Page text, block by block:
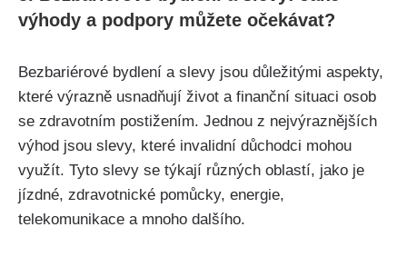
výhody a podpory můžete očekávat?
Bezbariérové bydlení a slevy jsou důležitými aspekty,
které výrazně usnadňují život a finanční situaci osob
se zdravotním postižením. Jednou z nejvýraznějších
výhod jsou slevy, které invalidní důchodci mohou
využít. Tyto slevy se týkají různých oblastí, jako je
jízdné, zdravotnické pomůcky, energie,
telekomunikace a mnoho dalšího.